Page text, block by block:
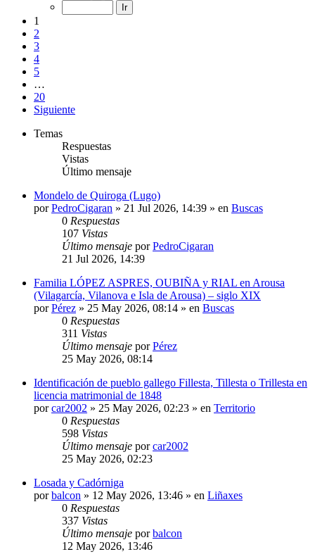
1
2
3
4
5
…
20
Siguiente
Temas
Respuestas
Vistas
Último mensaje
Mondelo de Quiroga (Lugo)
porPedroCigaran » 21 Jul 2026, 14:39 » en Buscas
0 Respuestas
107 Vistas
Último mensaje porPedroCigaran
21 Jul 2026, 14:39
Familia LÓPEZ ASPRES, OUBIÑA y RIAL en Arousa
(Vilagarcía, Vilanova e Isla de Arousa) – siglo XIX
porPérez » 25 May 2026, 08:14 » en Buscas
0 Respuestas
311 Vistas
Último mensaje porPérez
25 May 2026, 08:14
Identificación de pueblo gallego Fillesta, Tillesta o Trillesta en
licencia matrimonial de 1848
porcar2002 » 25 May 2026, 02:23 » en Territorio
0 Respuestas
598 Vistas
Último mensaje porcar2002
25 May 2026, 02:23
Losada y Cadórniga
porbalcon » 12 May 2026, 13:46 » en Liñaxes
0 Respuestas
337 Vistas
Último mensaje porbalcon
12 May 2026, 13:46